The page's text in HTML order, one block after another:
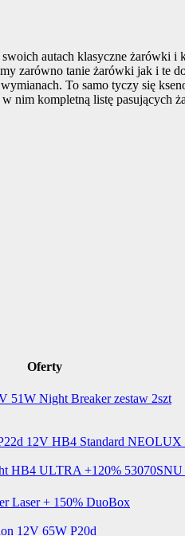
autach klasyczne żarówki i
zarówno tanie żarówki jak i te
To samo tyczy się
nim kompletną listę pasujących
Oferty